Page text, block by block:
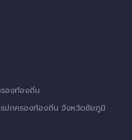
องท้องถิ่น
ปกครองท้องถิ่น จังหวัดชัยภูมิ